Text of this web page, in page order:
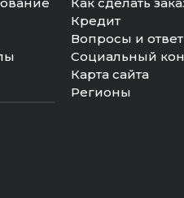
Кредит
Вопросы и
Социальный
Карта сайта
Регионы